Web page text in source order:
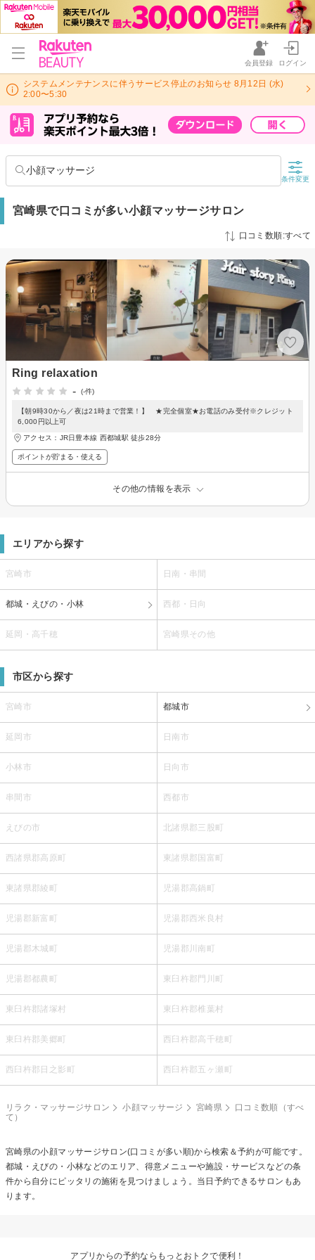
会員登録 ログイン
システムメンテナンスに伴うサービス停止のお知らせ 8月12日 (水)
2:00〜5:30
小顔マッサージ
条件変更
宮崎県で口コミが多い小顔マッサージサロン
口コミ数順:すべて
Ring relaxation
-
(-件)
【朝9時30から／夜は21時まで営業！】 ★完全個室★お電話のみ受付※クレジット
6,000円以上可
アクセス：JR日豊本線 西都城駅 徒歩28分
ポイントが貯まる・使える
その他の情報を表示
エリアから探す
宮崎市 日南・串間
都城・えびの・小林 西都・日向
延岡・高千穂 宮崎県その他
市区から探す
宮崎市 都城市
延岡市 日南市
小林市 日向市
串間市 西都市
えびの市 北諸県郡三股町
西諸県郡高原町 東諸県郡国富町
東諸県郡綾町 児湯郡高鍋町
児湯郡新富町 児湯郡西米良村
児湯郡木城町 児湯郡川南町
児湯郡都農町 東臼杵郡門川町
東臼杵郡諸塚村 東臼杵郡椎葉村
東臼杵郡美郷町 西臼杵郡高千穂町
西臼杵郡日之影町 西臼杵郡五ヶ瀬町
リラク・マッサージサロン 小顔マッサージ 宮崎県
口コミ数順（すべ
て）
宮崎県の小顔マッサージサロン(口コミが多い順)から検索＆予約が可能です。
都城・えびの・小林などのエリア、得意メニューや施設・サービスなどの条
件から自分にピッタリの施術を見つけましょう。当日予約できるサロンもあ
ります。
アプリからの予約ならもっとおトクで便利！